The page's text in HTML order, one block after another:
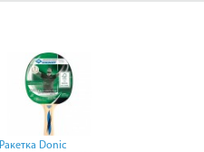
Ракетка Donic